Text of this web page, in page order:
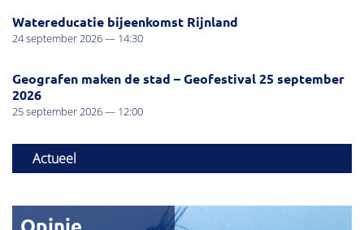
Watereducatie bijeenkomst Rijnland
24 september 2026 — 14:30
Geografen maken de stad – Geofestival 25 september
2026
25 september 2026 — 12:00
Actueel